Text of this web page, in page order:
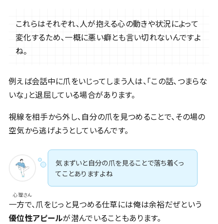
これらはそれぞれ、人が抱える心の動きや状況によって
変化するため、一概に悪い癖とも言い切れないんですよ
ね。
例えば会話中に爪をいじってしまう人は、「この話、つまらな
いな」と退屈している場合があります。
視線を相手から外し、自分の爪を見つめることで、その場の
空気から逃げようとしているんです。
心理さん
気まずいと自分の爪を見ることで落ち着くっ
てことありますよね
一方で、爪をじっと見つめる仕草には俺は余裕だぜという
優位性アピールが潜んでいることもあります。